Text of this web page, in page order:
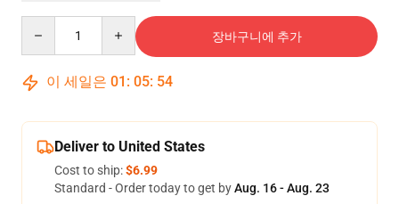
장바구니에 추가
이 세일은 01 : 05: 54
Deliver to United States
Cost to ship:$6.99
Standard - Order today to get byAug. 16 - Aug. 23